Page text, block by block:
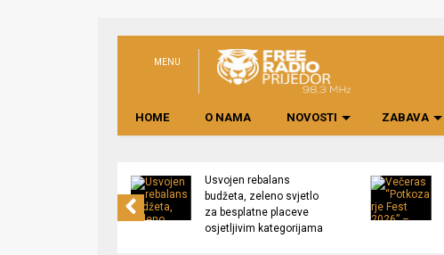
MENU
HOME O NAMA NOVOSTI ZABAVA
Usvojen rebalans
budžeta, zeleno svjetlo
za besplatne placeve
osjetljivim kategorijama